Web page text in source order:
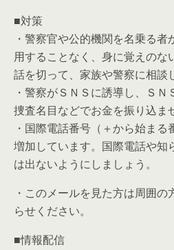
■対策
・警察官や公的機関を名乗る
用することなく、身に覚えのな
話を切って、家族や警察に相談
・警察がＳＮＳに誘導し、ＳＮ
捜査名目などでお金を振り込ま
・国際電話番号（＋から始ま
増加しています。国際電話や知
は出ないようにしましょう。
・このメールを見た方は周囲
らせください。
■情報配信